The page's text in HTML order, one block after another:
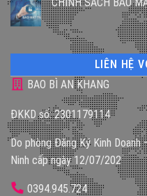
CHÍNH SÁCH BẢO
LIÊN HỆ
BAO BÌ AN KHANG
ĐKKD số: 2301179114
Do phòng Đăng Ký Kinh
Ninh cấp ngày 12/07/202
0394.945.724